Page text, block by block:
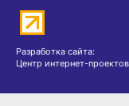
Разработка сайта:
Центр интернет-